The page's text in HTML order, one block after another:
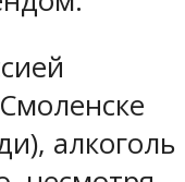
алкоголь